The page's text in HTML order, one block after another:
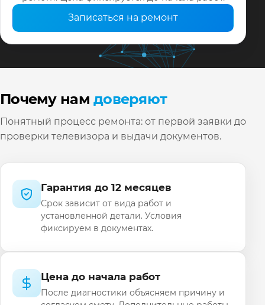
Записаться на ремонт
Почему намдоверяют
Понятный процесс ремонта: от первой заявки до
проверки телевизора и выдачи документов.
Гарантия до 12 месяцев
Срок зависит от вида работ и
установленной детали. Условия
фиксируем в документах.
Цена до начала работ
После диагностики объясняем причину и